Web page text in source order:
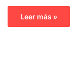
Leer más »